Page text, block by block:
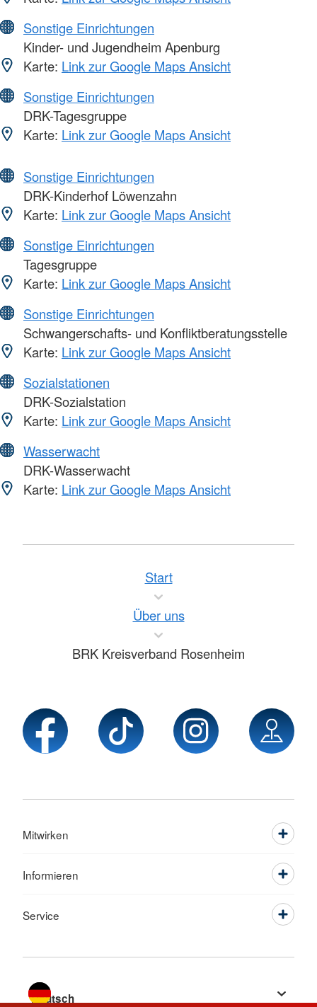
Sonstige Einrichtungen
Kinder- und Jugendheim Apenburg
Karte: Link zur Google Maps Ansicht
Sonstige Einrichtungen
DRK-Tagesgruppe
Karte: Link zur Google Maps Ansicht
Sonstige Einrichtungen
DRK-Kinderhof Löwenzahn
Karte: Link zur Google Maps Ansicht
Sonstige Einrichtungen
Tagesgruppe
Karte: Link zur Google Maps Ansicht
Sonstige Einrichtungen
Schwangerschafts- und Konfliktberatungsstelle
Karte: Link zur Google Maps Ansicht
Sozialstationen
DRK-Sozialstation
Karte: Link zur Google Maps Ansicht
Wasserwacht
DRK-Wasserwacht
Karte: Link zur Google Maps Ansicht
Start
Über uns
BRK Kreisverband Rosenheim
Mitwirken
Informieren
Service
Sprache wechseln zu